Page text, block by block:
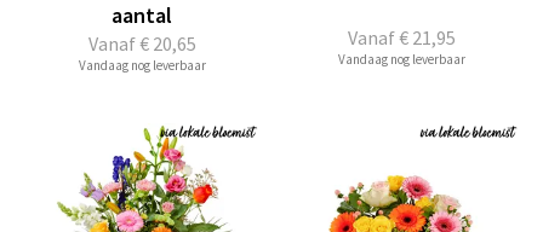
Vanaf€ 20,65
aantal
Vandaag nog leverbaar
Vanaf€ 21,95
Vandaag nog leverbaar